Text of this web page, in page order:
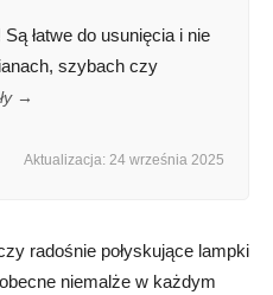
łatwe do usunięcia i nie
szybach czy
→
Aktualizacja: 24 września 2025
radośnie połyskujące lampki
niemalże w każdym